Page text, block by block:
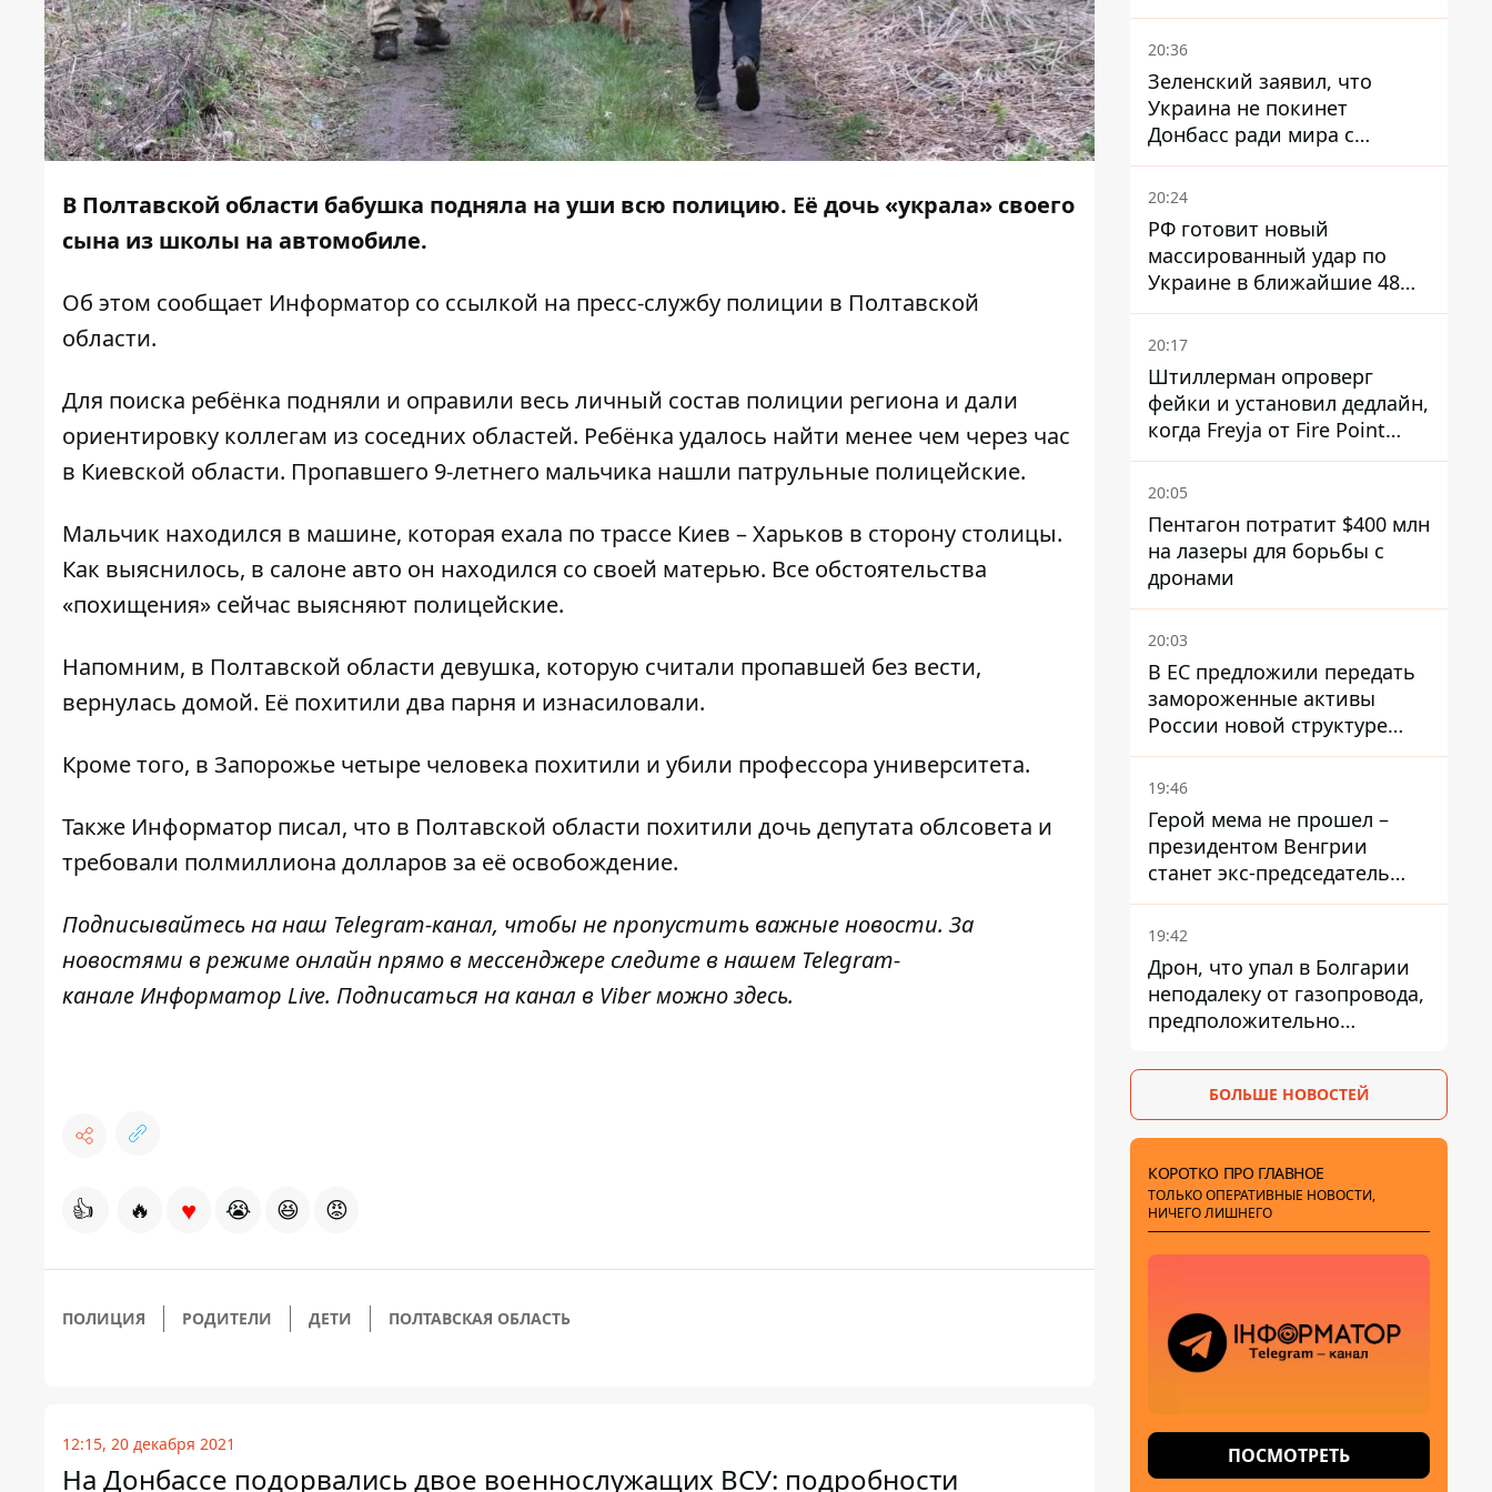
В Полтавской области бабушка подняла на уши всю полицию. Её дочь «украла» своего
сына из школы на автомобиле.
Об этом сообщает Информатор со ссылкой на пресс-службу полиции в Полтавской
области.
Для поиска ребёнка подняли и оправили весь личный состав полиции региона и дали
ориентировку коллегам из соседних областей. Ребёнка удалось найти менее чем через час
в Киевской области. Пропавшего 9-летнего мальчика нашли патрульные полицейские.
Мальчик находился в машине, которая ехала по трассе Киев – Харьков в сторону столицы.
Как выяснилось, в салоне авто он находился со своей матерью. Все обстоятельства
«похищения» сейчас выясняют полицейские.
Напомним, в Полтавской области девушка, которую считали пропавшей без вести,
вернулась домой. Её похитили два парня и изнасиловали.
Кроме того, в Запорожье четыре человека похитили и убили профессора университета.
Также Информатор писал, что в Полтавской области похитили дочь депутата облсовета и
требовали полмиллиона долларов за её освобождение.
Подписывайтесь на наш Telegram-канал, чтобы не пропустить важные новости. За
новостями в режиме онлайн прямо в мессенджере следите в нашем Telegram-
канале Информатор Live. Подписаться на канал в Viber можноздесь.
👍 🔥 ♥ 😭 😆 😡
ПОЛИЦИЯ РОДИТЕЛИ ДЕТИ ПОЛТАВСКАЯ ОБЛАСТЬ
12:15, 20 декабря 2021
На Донбассе подорвались двое военнослужащих ВСУ: подробности
Турции мощный пакет
вооружения
20:36
Зеленский заявил, что
Украина не покинет
Донбасс ради мира с
Россией
20:24
РФ готовит новый
массированный удар по
Украине в ближайшие 48
часов – разведка США
20:17
Штиллерман опроверг
фейки и установил дедлайн,
когда Freyja от Fire Point
полноценно заработает
против баллистики
20:05
Пентагон потратит $400 млн
на лазеры для борьбы с
дронами
20:03
В ЕС предложили передать
замороженные активы
России новой структуре
блока
19:46
Герой мема не прошел –
президентом Венгрии
станет экс-председатель
Верховного Суда, которого
критиковал Орбан.
19:42
Дрон, что упал в Болгарии
неподалеку от газопровода,
предположительно
страны
БОЛЬШЕ НОВОСТЕЙ
КОРОТКО ПРО ГЛАВНОЕ
ТОЛЬКО ОПЕРАТИВНЫЕ НОВОСТИ,
НИЧЕГО ЛИШНЕГО
ПОСМОТРЕТЬ